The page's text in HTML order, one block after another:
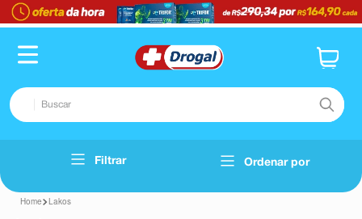
Buscar
TERMOS MAIS BUSCADOS
pampers confort sec max
Filtrar Ordenar por
Lakos